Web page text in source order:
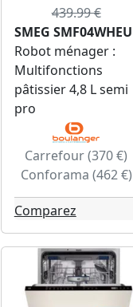
439.99 €
SMEG SMF04WHEU
Robot ménager :
Multifonctions
pâtissier 4,8 L semi
pro
Carrefour (370 €)
Conforama (462 €)
Comparez